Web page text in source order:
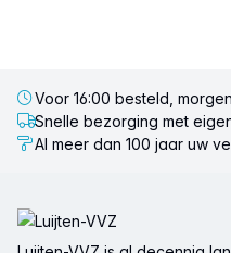
Voor 16:00 besteld,
Snelle bezorging met
Al meer dan 100 jaar uw